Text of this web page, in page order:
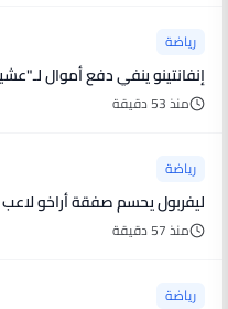
رياضة
إنفانتينو ينفي دفع أموال
منذ 53 دقيقة
رياضة
ليفربول يحسم صفقة أراخو لاعب
منذ 57 دقيقة
رياضة